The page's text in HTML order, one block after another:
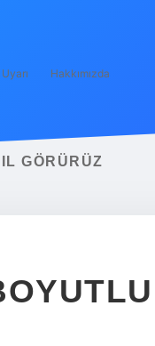
Hakkımızda
GÖRÜRÜZ